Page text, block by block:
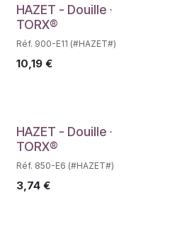
Déstockage
HAZET - Douille ∙
TORX®
Réf. 900-E11 (#HAZET#)
10,19 €
Déstockage
HAZET - Douille ∙
TORX®
Réf. 850-E6 (#HAZET#)
3,74 €